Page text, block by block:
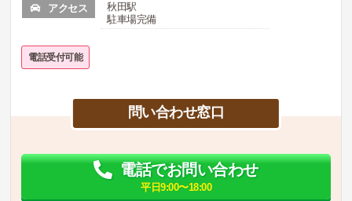
アクセス
秋田駅
駐車場完備
電話受付可能
問い合わせ窓口
電話でお問い合わせ
平日9:00〜18:00